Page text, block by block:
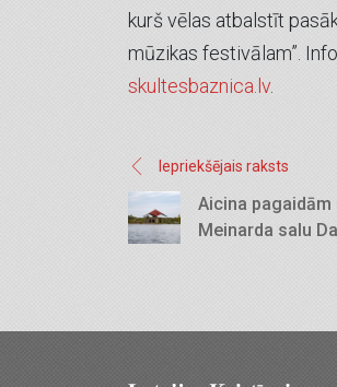
kurš vēlas atbalstīt
mūzikas festivālam”.
skultesbaznica.lv.
Iepriekšējais raksts
Aicina pagaidām
Meinarda salu